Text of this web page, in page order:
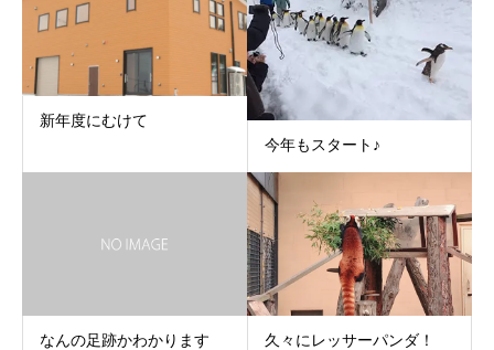
新年度にむけて
今年もスタート♪
なんの足跡かわかります
久々にレッサーパンダ！